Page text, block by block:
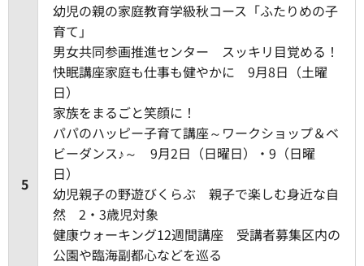
5
幼児の親の家庭教育学級秋コース「ふたりめの子
育て」
男女共同参画推進センター スッキリ目覚める！
快眠講座家庭も仕事も健やかに 9月8日（土曜
日）
家族をまるごと笑顔に！
パパのハッピー子育て講座～ワークショップ＆ベ
ビーダンス♪～ 9月2日（日曜日）・9（日曜
日）
幼児親子の野遊びくらぶ 親子で楽しむ身近な自
然 2・3歳児対象
健康ウォーキング12週間講座 受講者募集区内の
公園や臨海副都心などを巡る